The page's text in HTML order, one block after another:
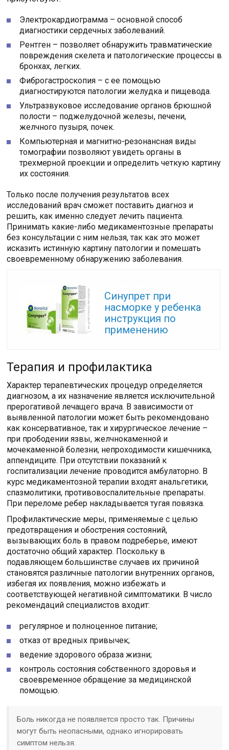
Электрокардиограмма – основной способ
диагностики сердечных заболеваний.
Рентген – позволяет обнаружить травматические
повреждения скелета и патологические процессы в
бронхах, легких.
Фиброгастроскопия – с ее помощью
диагностируются патологии желудка и пищевода.
Ультразвуковое исследование органов брюшной
полости – поджелудочной железы, печени,
желчного пузыря, почек.
Компьютерная и магнитно-резонансная виды
томографии позволяют увидеть органы в
трехмерной проекции и определить четкую картину
их состояния.
Только после получения результатов всех
исследований врач сможет поставить диагноз и
решить, как именно следует лечить пациента.
Принимать какие-либо медикаментозные препараты
без консультации с ним нельзя, так как это может
исказить истинную картину патологии и помешать
своевременному обнаружению заболевания.
Синупрет при
насморке у ребенка
инструкция по
применению
Терапия и профилактика
Характер терапевтических процедур определяется
диагнозом, а их назначение является исключительной
прерогативой лечащего врача. В зависимости от
выявленной патологии может быть рекомендовано
как консервативное, так и хирургическое лечение –
при прободении язвы, желчнокаменной и
мочекаменной болезни, непроходимости кишечника,
аппендиците. При отсутствии показаний к
госпитализации лечение проводится амбулаторно. В
курс медикаментозной терапии входят анальгетики,
спазмолитики, противовоспалительные препараты.
При переломе ребер накладывается тугая повязка.
Профилактические меры, применяемые с целью
предотвращения и обострения состояний,
вызывающих боль в правом подреберье, имеют
достаточно общий характер. Поскольку в
подавляющем большинстве случаев их причиной
становятся различные патологии внутренних органов,
избегая их появления, можно избежать и
соответствующей негативной симптоматики. В число
рекомендаций специалистов входит:
регулярное и полноценное питание;
отказ от вредных привычек;
ведение здорового образа жизни;
контроль состояния собственного здоровья и
своевременное обращение за медицинской
помощью.
Боль никогда не появляется просто так. Причины
могут быть неопасными, однако игнорировать
симптом нельзя.